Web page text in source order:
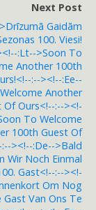
Next Post
Gaidām
100. Viesi!
:lt-->Soon To
Another 100th
:--><!--:ee--
Another
Ours<!--:--><!-
To Welcome
100th Guest Of
:--><!--:de-->Bald
Wir Noch Einmal
Gast<!--:--><!-
Om Nog
Gast Van Ons Te